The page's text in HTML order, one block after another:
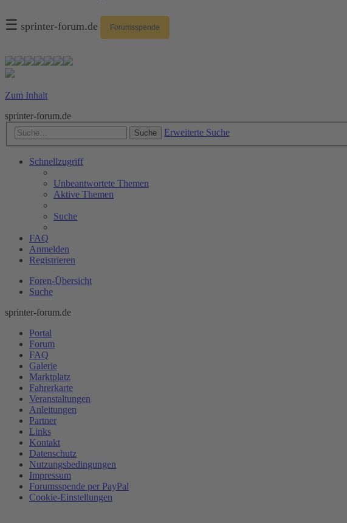
☰ sprinter-forum.de Forumsspende
Zum Inhalt
sprinter-forum.de
Suche Erweiterte Suche
Schnellzugriff
Unbeantwortete Themen
Aktive Themen
Suche
FAQ
Anmelden
Registrieren
Foren-Übersicht
Suche
sprinter-forum.de
Portal
Forum
FAQ
Galerie
Marktplatz
Fahrerkarte
Veranstaltungen
Anleitungen
Partner
Links
Kontakt
Datenschutz
Nutzungsbedingungen
Impressum
Forumsspende per PayPal
Cookie-Einstellungen